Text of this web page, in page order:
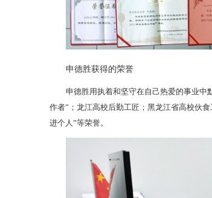
申德胜获得的荣誉
申德胜用执着和坚守在自己热爱的事业中
作者”；龙江高校后勤工匠；黑龙江省高校伙
进个人”等荣誉。